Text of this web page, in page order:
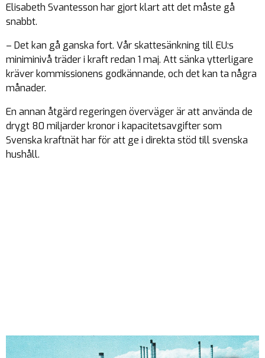
Elisabeth Svantesson har gjort klart att det måste gå
snabbt.
– Det kan gå ganska fort. Vår skattesänkning till EU:s
miniminivå träder i kraft redan 1 maj. Att sänka ytterligare
kräver kommissionens godkännande, och det kan ta några
månader.
En annan åtgärd regeringen överväger är att använda de
drygt 80 miljarder kronor i kapacitetsavgifter som
Svenska kraftnät har för att ge i direkta stöd till svenska
hushåll.